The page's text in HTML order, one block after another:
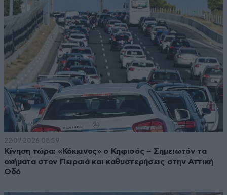
22·07·2026 08:59
Κίνηση τώρα: «Κόκκινος» ο Κηφισός – Σημειωτόν τα
οχήματα στον Πειραιά και καθυστερήσεις στην Αττική
Οδό